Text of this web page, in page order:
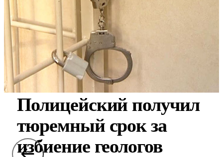
Полицейский получил
тюремный срок за
избиение геологов